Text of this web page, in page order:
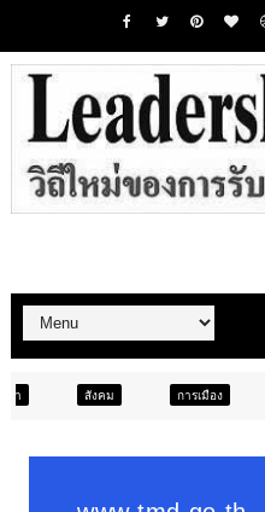
ภูมิภาค ท่อ